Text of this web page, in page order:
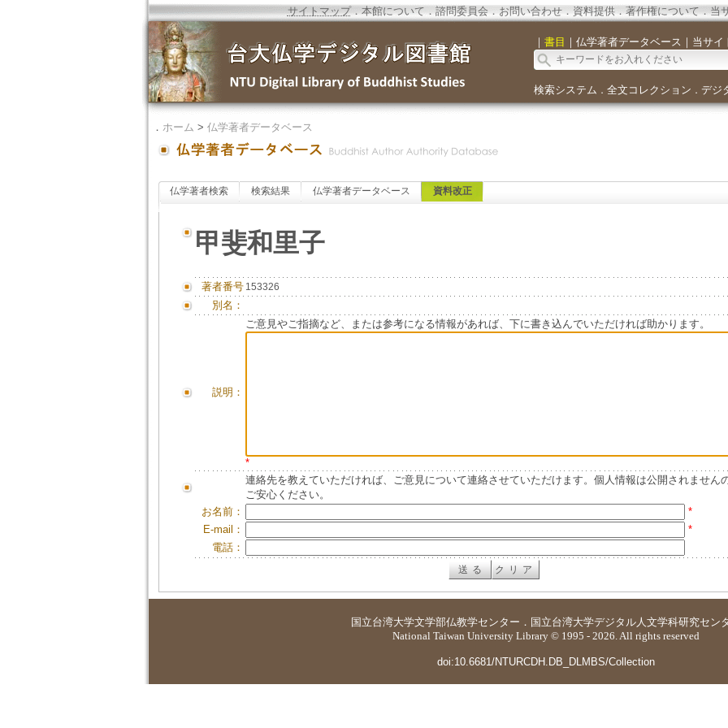
サイトマップ．本館について．諮問委員会． お問い合わせ． 資料提供．著作権について．当
｜ 書目 ｜ 仏学著者データベース ｜ 当サイ
検索システム ． 全文コレクション ． デジ
． ホーム > 仏学著者データベース
仏学著者検索 検索結果 仏学著者データベース 資料改正
甲斐和里子
著者番号 153326
別名：
説明：
ご意見やご指摘など、または参考になる情報があれば、下に書き込んでいただければ助かります。
*
連絡先を教えていただければ、ご意見について連絡させていただけます。個人情報は公開されません
ご安心ください。
お名前：
*
E-mail：
*
電話：
国立台湾大学文学部仏教学センター ． 国立台湾大学デジタル人文学科研究セン
National Taiwan University Library © 1995 - 2026. All rights reserved
doi:10.6681/NTURCDH.DB_DLMBS/Collection